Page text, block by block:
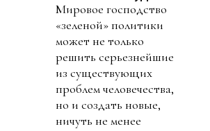
Мировое господство
«зеленой» политики
может не только
решить серьезнейшие
из существующих
проблем человечества,
но и создать новые,
ничуть не менее